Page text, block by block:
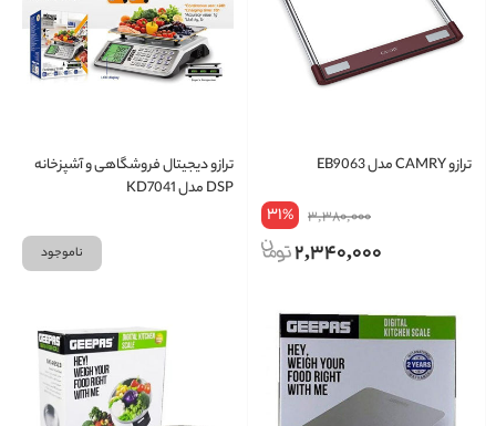
ترازو CAMRY مدل EB9063
3,380,000
31%
2,340,000
ترازو دیجیتال فروشگاهی و آشپزخانه
DSP مدل KD7041
ناموجود